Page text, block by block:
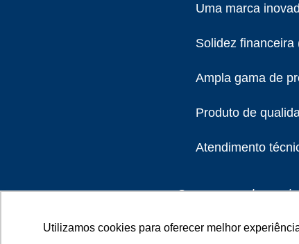
Utilizamos cookies para oferecer melhor
Uma marca
Solidez
Ampla gama de
Produto de
Atendimento
Somos uma das